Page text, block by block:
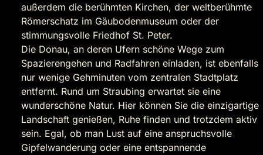
außerdem die berühmten Kirchen, der weltberühmte
Römerschatz im Gäubodenmuseum oder der
stimmungsvolle Friedhof St. Peter.
Die Donau, an deren Ufern schöne Wege zum
Spazierengehen und Radfahren einladen, ist ebenfalls
nur wenige Gehminuten vom zentralen Stadtplatz
entfernt. Rund um Straubing erwartet sie eine
wunderschöne Natur. Hier können Sie die einzigartige
Landschaft genießen, Ruhe finden und trotzdem aktiv
sein. Egal, ob man Lust auf eine anspruchsvolle
Gipfelwanderung oder eine entspannende